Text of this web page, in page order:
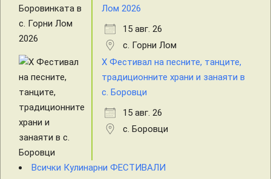
Лом 2026
15 авг. 26
с. Горни Лом
X Фестивал на песните, танците,
традиционните храни и занаяти в
с. Боровци
15 авг. 26
с. Боровци
Всички Кулинарни ФЕСТИВАЛИ